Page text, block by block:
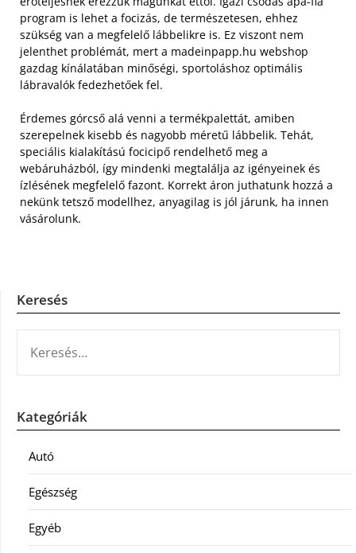
program is lehet a focizás, de természetesen, ehhez
szükség van a megfelelő lábbelikre is. Ez viszont nem
jelenthet problémát, mert a madeinpapp.hu webshop
gazdag kínálatában minőségi, sportoláshoz optimális
lábravalók fedezhetőek fel.
Érdemes górcső alá venni a termékpalettát, amiben
szerepelnek kisebb és nagyobb méretű lábbelik. Tehát,
speciális kialakítású focicipő rendelhető meg a
webáruházból, így mindenki megtalálja az igényeinek és
ízlésének megfelelő fazont. Korrekt áron juthatunk hozzá a
nekünk tetsző modellhez, anyagilag is jól járunk, ha innen
vásárolunk.
Keresés
Kategóriák
Autó
Egészség
Egyéb